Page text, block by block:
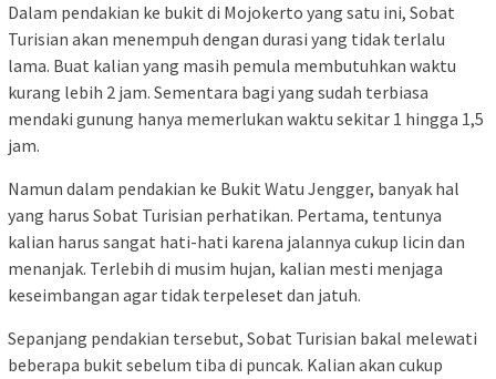
Dalam pendakian ke bukit di Mojokerto yang satu ini, Sobat
Turisian akan menempuh dengan durasi yang tidak terlalu
lama. Buat kalian yang masih pemula membutuhkan waktu
kurang lebih 2 jam. Sementara bagi yang sudah terbiasa
mendaki gunung hanya memerlukan waktu sekitar 1 hingga 1,5
jam.
Namun dalam pendakian ke Bukit Watu Jengger, banyak hal
yang harus Sobat Turisian perhatikan. Pertama, tentunya
kalian harus sangat hati-hati karena jalannya cukup licin dan
menanjak. Terlebih di musim hujan, kalian mesti menjaga
keseimbangan agar tidak terpeleset dan jatuh.
Sepanjang pendakian tersebut, Sobat Turisian bakal melewati
beberapa bukit sebelum tiba di puncak. Kalian akan cukup